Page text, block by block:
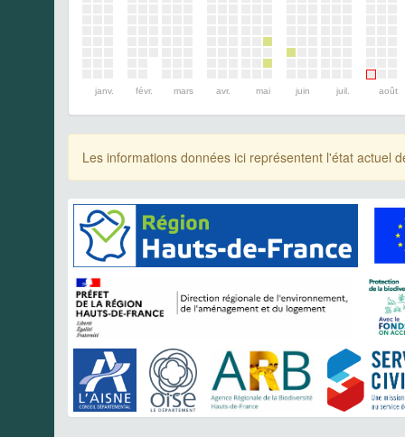
janv. févr. mars avr. mai juin juil. août
Les informations données ici représentent l'état actuel